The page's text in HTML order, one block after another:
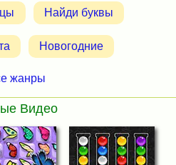
Найди буквы
Новогодние
жанры
Видео